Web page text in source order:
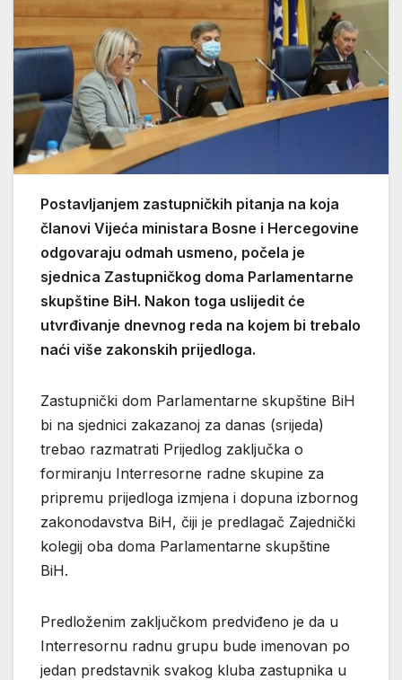
Postavljanjem zastupničkih pitanja na koja
članovi Vijeća ministara Bosne i Hercegovine
odgovaraju odmah usmeno, počela je
sjednica Zastupničkog doma Parlamentarne
skupštine BiH. Nakon toga uslijedit će
utvrđivanje dnevnog reda na kojem bi trebalo
naći više zakonskih prijedloga.
Zastupnički dom Parlamentarne skupštine BiH
bi na sjednici zakazanoj za danas (srijeda)
trebao razmatrati Prijedlog zaključka o
formiranju Interresorne radne skupine za
pripremu prijedloga izmjena i dopuna izbornog
zakonodavstva BiH, čiji je predlagač Zajednički
kolegij oba doma Parlamentarne skupštine
BiH.
Predloženim zaključkom predviđeno je da u
Interresornu radnu grupu bude imenovan po
jedan predstavnik svakog kluba zastupnika u